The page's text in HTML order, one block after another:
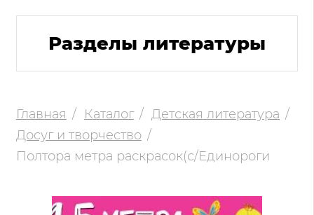
Разделы литературы
Главная Каталог
Детская литература
Досуг и творчество
Полтора метра раскрасок(с/Единороги